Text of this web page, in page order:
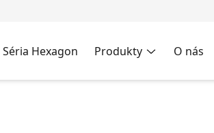
Séria Hexagon Produkty O nás